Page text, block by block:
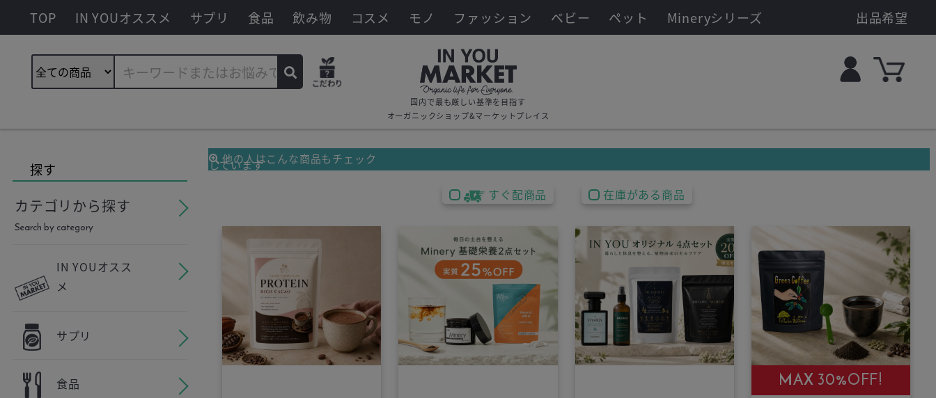
TOP IN YOUオススメ サプリ 食品 飲み物 コスメ モノ ファッション ベビー ペット Mineryシリーズ 出品希望
国内で最も厳しい基準を目指す
オーガニックショップ&マーケットプレイス
探す
カテゴリから探す
Search by category
IN YOUオスス
メ
サプリ
食品
他の人はこんな商品もチェック
しています
すぐ配商品 在庫がある商品
MAX 30%OFF!